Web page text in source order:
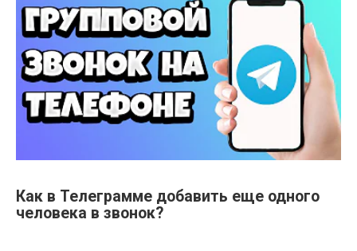
Как в Телеграмме добавить еще одного
человека в звонок?